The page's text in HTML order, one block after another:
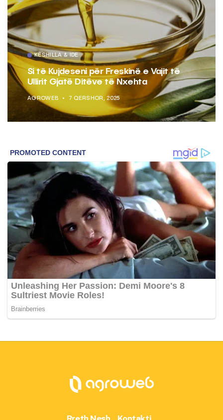
KËSHILLA & IDE
Si të Kujdeseni për Freskinë e Vajit të
Ullirit Gjatë Ditëve të Nxehta
AGROWEB 7 QERSHOR, 2025